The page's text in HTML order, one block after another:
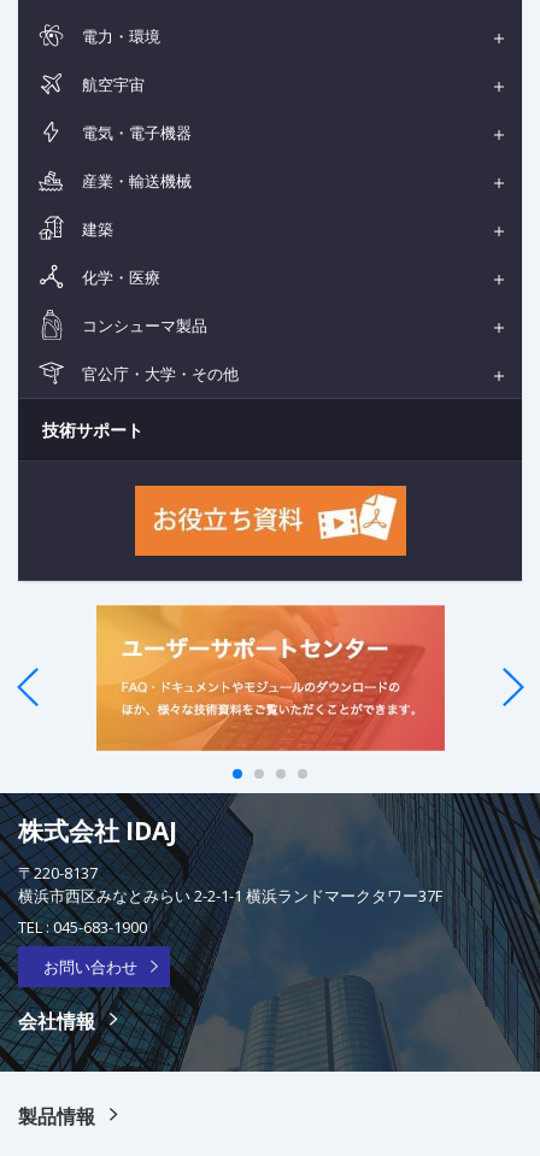
電力・環境
航空宇宙
電気・電子機器
産業・輸送機械
建築
化学・医療
コンシューマ製品
官公庁・大学・その他
技術サポート
株式会社 IDAJ
〒220-8137
横浜市西区みなとみらい 2-2-1-1 横浜ランドマークタワー37F
TEL :045-683-1900
お問い合わせ
会社情報
製品情報